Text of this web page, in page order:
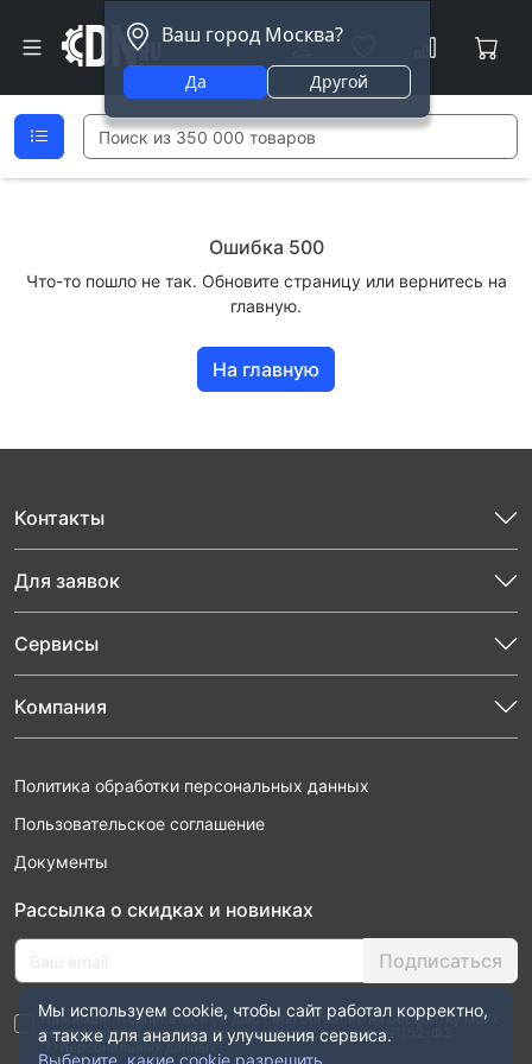
Ваш город Москва?
Да Другой
Ошибка 500
Что-то пошло не так. Обновите страницу или вернитесь на
главную.
На главную
Контакты
Для заявок
Сервисы
Компания
Политика обработки персональных данных
Пользовательское соглашение
Документы
Рассылка о скидках и новинках
Подписаться
Нажимая “Подписаться”, я даю свое согласие на обработку моих
персональных данных в соответствии с законом №152-ФЗ
“О персональных данных”
Мы используем cookie, чтобы сайт работал корректно,
а также для анализа и улучшения сервиса.
Выберите, какие cookie разрешить